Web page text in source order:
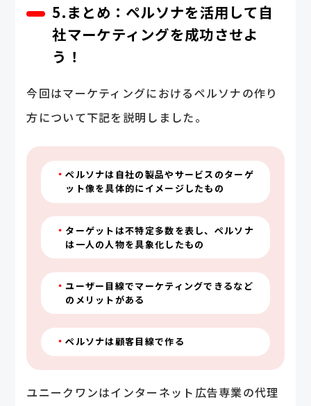
5.まとめ：ペルソナを活用して自
社マーケティングを成功させよ
う！
今回はマーケティングにおけるペルソナの作り
方について下記を説明しました。
ペルソナは自社の製品やサービスのターゲ
ット像を具体的にイメージしたもの
ターゲットは不特定多数を表し、ペルソナ
は一人の人物を具象化したもの
ユーザー目線でマーケティングできるなど
のメリットがある
ペルソナは顧客目線で作る
ユニークワンはインターネット広告専業の代理